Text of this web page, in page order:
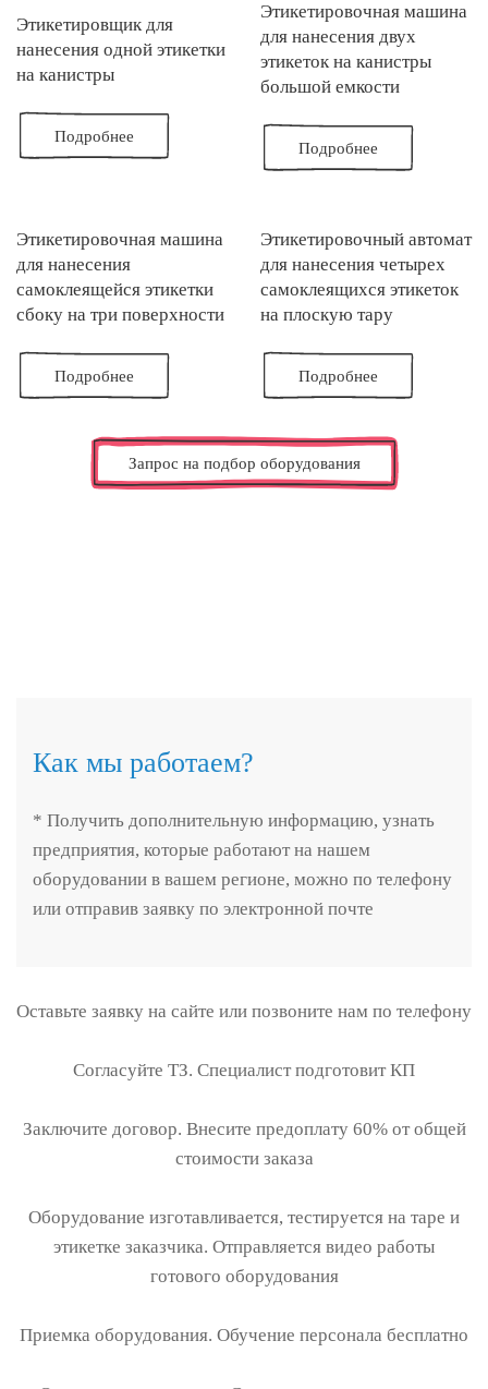
Этикетировщик для
нанесения одной этикетки
на канистры
Подробнее
Этикетировочная машина
для нанесения двух
этикеток на канистры
большой емкости
Подробнее
Этикетировочная машина
для нанесения
самоклеящейся этикетки
сбоку на три поверхности
Подробнее
Этикетировочный автомат
для нанесения четырех
самоклеящихся этикеток
на плоскую тару
Подробнее
Запрос на подбор оборудования
Как мы работаем?
* Получить дополнительную информацию, узнать
предприятия, которые работают на нашем
оборудовании в вашем регионе, можно по телефону
или отправив заявку по электронной почте
Оставьте заявку на сайте или позвоните нам по телефону
Согласуйте ТЗ. Специалист подготовит КП
Заключите договор. Внесите предоплату 60% от общей
стоимости заказа
Оборудование изготавливается, тестируется на таре и
этикетке заказчика. Отправляется видео работы
готового оборудования
Приемка оборудования. Обучение персонала бесплатно